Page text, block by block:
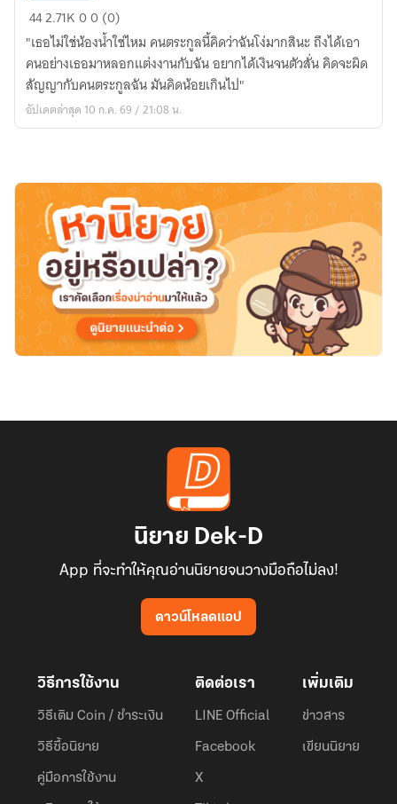
วิวาห์
กลาง
สาย
ฝน
442.71K00 (0)
"เธอไม่ใช่น้องน้ำใช่ไหม คนตระกูลนี้คิดว่าฉันโง่มากสินะ ถึงได้เอา
คนอย่างเธอมาหลอกแต่งงานกับฉัน อยากได้เงินจนตัวสั่น คิดจะผิด
สัญญากับคนตระกูลฉัน มันคิดน้อยเกินไป"
อัปเดตล่าสุด 10 ก.ค. 69 / 21:08 น.
นิยาย Dek-D
App ที่จะทำให้คุณอ่านนิยายจนวางมือถือไม่ลง!
ดาวน์โหลดแอป
วิธีการใช้งาน
วิธีเติม Coin / ชำระเงิน
วิธีซื้อนิยาย
คู่มือการใช้งาน
ติดต่อเรา
LINE Official
Facebook
X
เพิ่มเติม
ข่าวสาร
เขียนนิยาย